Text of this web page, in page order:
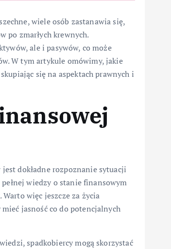
wiele osób zastanawia się,
po zmarłych krewnych.
ale i pasywów, co może
W tym artykule omówimy, jakie
się na aspektach prawnych i
dokładne rozpoznanie sytuacji
wiedzy o stanie finansowym
więc jeszcze za życia
jasność co do potencjalnych
spadkobiercy mogą skorzystać